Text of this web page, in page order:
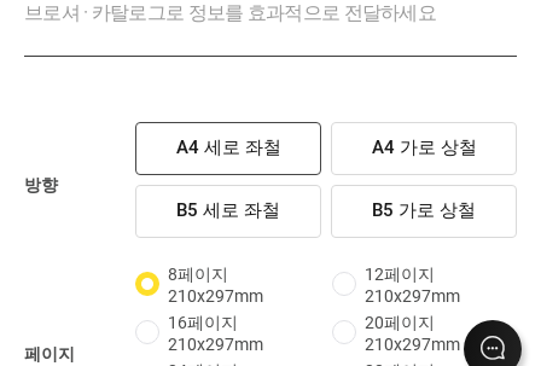
브로셔 · 카탈로그로 정보를 효과적으로 전달하세요
방향
A4 세로 좌철 A4 가로 상철
B5 세로 좌철 B5 가로 상철
페이지
8페이지
210x297mm
12페이지
210x297mm
16페이지
210x297mm
20페이지
210x297mm